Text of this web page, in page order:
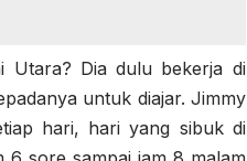
Utara? Dia dulu bekerja di
untuk diajar. Jimmy
hari, hari yang sibuk di